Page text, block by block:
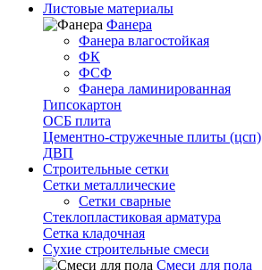
Листовые материалы
Фанера
Фанера влагостойкая
ФК
ФСФ
Фанера ламинированная
Гипсокартон
ОСБ плита
Цементно-стружечные плиты (цсп)
ДВП
Строительные сетки
Сетки металлические
Сетки сварные
Стеклопластиковая арматура
Сетка кладочная
Сухие строительные смеси
Смеси для пола